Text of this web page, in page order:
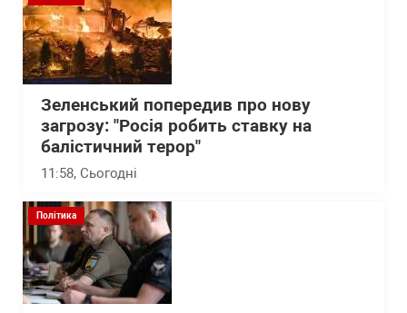
Зеленський попередив про нову
загрозу: "Росія робить ставку на
балістичний терор"
11:58, Сьогодні
Політика